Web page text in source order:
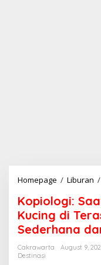
Homepage / Liburan /
Kopiologi:
Kucing di
Sederhana
Cakrawarta
August 9,
Destinasi